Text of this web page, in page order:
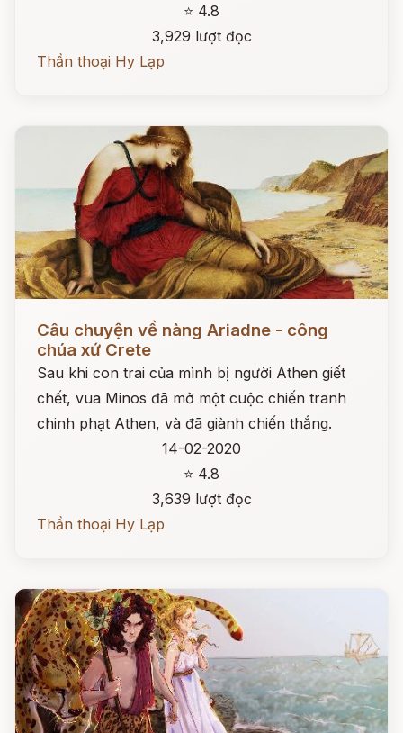
⭐ 4.8
3,929 lượt đọc
Thần thoại Hy Lạp
Câu chuyện về nàng Ariadne - công
chúa xứ Crete
Sau khi con trai của mình bị người Athen giết
chết, vua Minos đã mở một cuộc chiến tranh
chinh phạt Athen, và đã giành chiến thắng.
14-02-2020
⭐ 4.8
3,639 lượt đọc
Thần thoại Hy Lạp